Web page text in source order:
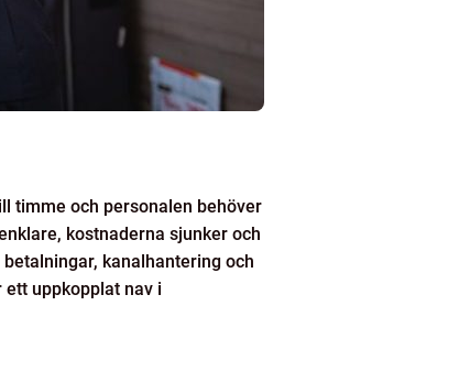
timme och personalen behöver
kostnaderna sjunker och
kanalhantering och
uppkopplat nav i